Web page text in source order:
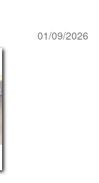
01/09/2026